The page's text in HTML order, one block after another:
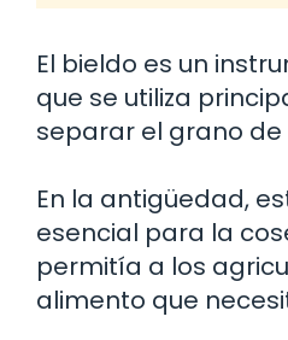
El bieldo es un
que se utiliza
separar el grano de
En la antigüedad,
esencial para la
permitía a los
alimento que